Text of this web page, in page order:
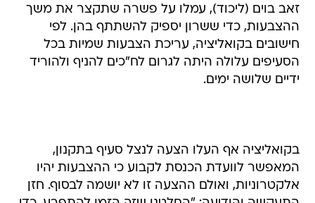
זאב בוים (ליכוד), עמלו על פשרה שתקצר את משך
ההצבעות, כדי ששרון יספיק להשתתף בהן. לפי
חישובים בקואליציה, עריכת הצבעות שמיות בכל
הסעיפים עלולה היתה לגרום לח"כים להניף ולהוריד
ידיים שלושה ימים.
בקואליציה אף העלו הצעה לנצל סעיף בתקנון,
המאפשר לוועדת הכנסת לקבוע כי ההצבעות יהיו
אלקטרוניות, ואולם ההצעה זו לא יושמה לבסוף. חזן